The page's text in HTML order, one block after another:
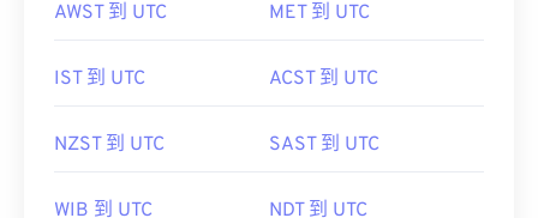
AWST 到 UTC MET 到 UTC
IST 到 UTC ACST 到 UTC
NZST 到 UTC SAST 到 UTC
WIB 到 UTC NDT 到 UTC